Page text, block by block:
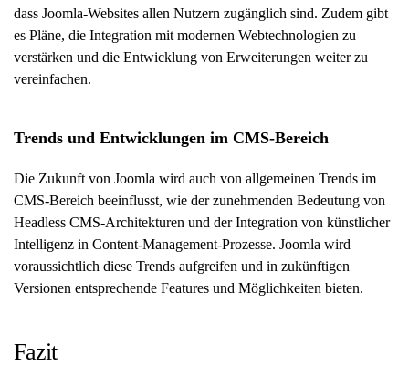
dass Joomla-Websites allen Nutzern zugänglich sind. Zudem gibt
es Pläne, die Integration mit modernen Webtechnologien zu
verstärken und die Entwicklung von Erweiterungen weiter zu
vereinfachen.
Trends und Entwicklungen im CMS-Bereich
Die Zukunft von Joomla wird auch von allgemeinen Trends im
CMS-Bereich beeinflusst, wie der zunehmenden Bedeutung von
Headless CMS-Architekturen und der Integration von künstlicher
Intelligenz in Content-Management-Prozesse. Joomla wird
voraussichtlich diese Trends aufgreifen und in zukünftigen
Versionen entsprechende Features und Möglichkeiten bieten.
Fazit